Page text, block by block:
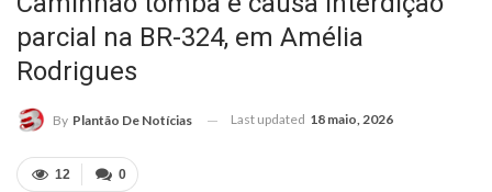
parcial na BR-324, em Amélia
Rodrigues
By Plantão De Notícias Last updated 18 maio, 2026
0
12